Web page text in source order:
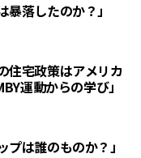
落したのか？」
住宅政策はアメリカ
運動からの学び」
は誰のものか？」